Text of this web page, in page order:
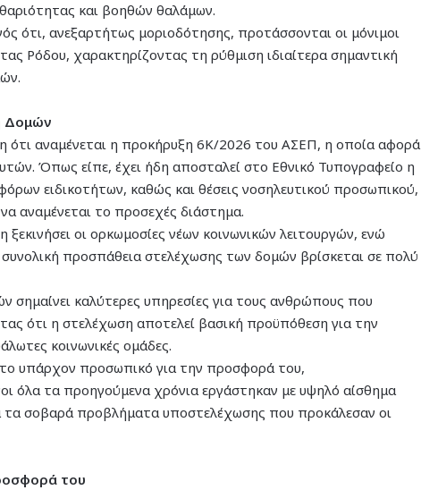
και βοηθών θαλάμων.
ότι, ανεξαρτήτως μοριοδότησης, προτάσσονται οι μόνιμοι
Ρόδου, χαρακτηρίζοντας τη ρύθμιση ιδιαίτερα σημαντική
Δομών
ότι αναμένεται η προκήρυξη 6Κ/2026 του ΑΣΕΠ, η οποία αφορά
Όπως είπε, έχει ήδη αποσταλεί στο Εθνικό Τυπογραφείο η
ειδικοτήτων, καθώς και θέσεις νοσηλευτικού προσωπικού,
αναμένεται το προσεχές διάστημα.
οι ορκωμοσίες νέων κοινωνικών λειτουργών, ενώ
συνολική προσπάθεια στελέχωσης των δομών βρίσκεται σε πολύ
καλύτερες υπηρεσίες για τους ανθρώπους που
ότι η στελέχωση αποτελεί βασική προϋπόθεση για την
κοινωνικές ομάδες.
υπάρχον προσωπικό για την προσφορά του,
όλα τα προηγούμενα χρόνια εργάστηκαν με υψηλό αίσθημα
τα σοβαρά προβλήματα υποστελέχωσης που προκάλεσαν οι
του